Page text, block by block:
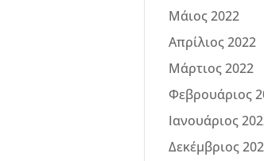
Μάιος 2022
Απρίλιος 2022
Μάρτιος 2022
Φεβρουάριος
Ιανουάριος
Δεκέμβριος